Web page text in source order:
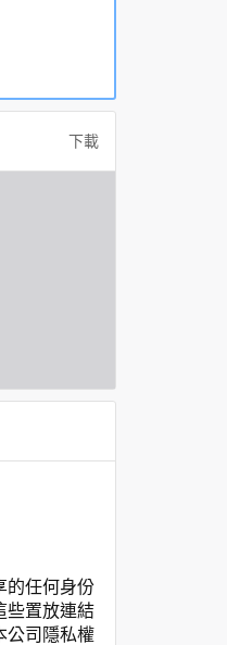
下載
的任何身份
些置放連結
公司隱私權